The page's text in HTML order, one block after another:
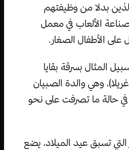
بدلا من وظيفتهم
الألعاب في معمل
على الأطفال الصغار.
المثال بسرقة بقايا
وهي والدة الصبيان
في حالة ما تصرفت على نحو
التي تسبق عيد الميلاد، يضع